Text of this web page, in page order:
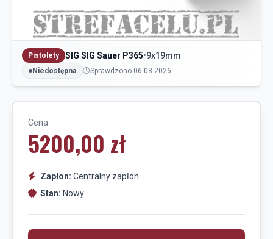
Pistolety SIG SIG Sauer P365•9x19mm
Niedostępna Sprawdzono 06.08.2026
Cena
5200,00 zł
Zapłon: Centralny zapłon
Stan: Nowy